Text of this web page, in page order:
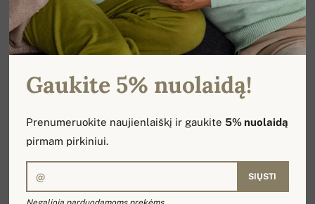
Gaukite 5% nuolaidą!
Prenumeruokite naujienlaiškį ir gaukite5% nuolaidą
pirmam pirkiniui.
SIŲSTI